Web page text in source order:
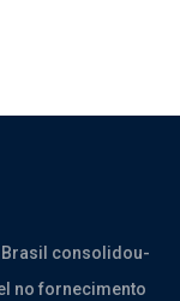
Brasil consolidou-
no fornecimento